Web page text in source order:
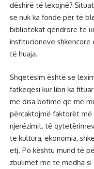
dëshirë të lexojnë?
se nuk ka fonde për të
bibliotekat qendrore të
institucioneve
të huaja.
Shqetësim është se
fatkeqësi kur libri ka
me disa botime që më
përcaktojmë faktorët
njerëzimit, të
te kultura, ekonomia,
etj. Po kështu mund të
zbulimet më të mëdha si